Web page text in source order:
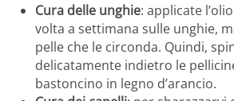
Cura delle unghie: applicate
volta a settimana sulle unghie,
pelle che le circonda. Quindi,
delicatamente indietro le
bastoncino in legno d’arancio.